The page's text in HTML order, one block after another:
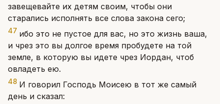
завещевайте их детям своим, чтобы они
старались исполнять все слова закона сего;
47 ибо это не пустое для вас, но это жизнь ваша,
и чрез это вы долгое время пробудете на той
земле, в которую вы идете чрез Иордан, чтоб
овладеть ею.
48 И говорил Господь Моисею в тот же самый
день и сказал: